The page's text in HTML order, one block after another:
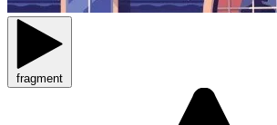
fragment